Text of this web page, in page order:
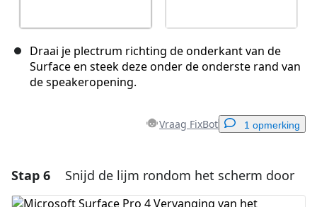
Draai je plectrum richting de onderkant van de
Surface en steek deze onder de onderste rand van
de speakeropening.
Vraag FixBot 1 opmerking
Voeg een opmerking toe
Stap 6 Snijd de lijm rondom het scherm door